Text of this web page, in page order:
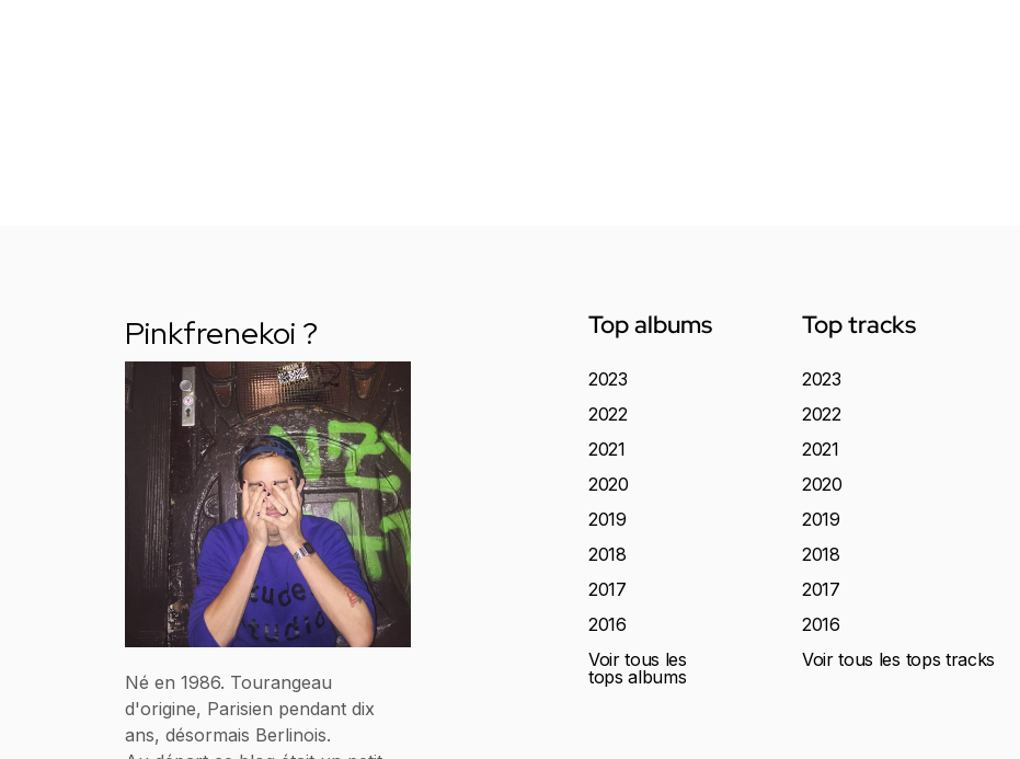
Pinkfrenekoi ?
Né en 1986. Tourangeau
d'origine, Parisien pendant dix
ans, désormais Berlinois.
Top albums
2023
2022
2021
2020
2019
2018
2017
2016
Voir tous les
tops albums
Top tracks
2023
2022
2021
2020
2019
2018
2017
2016
Voir tous les tops tracks